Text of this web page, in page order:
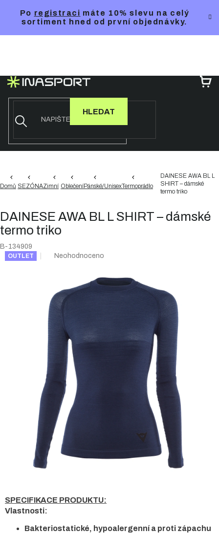
Po registraci máte 10% slevu na celý
sortiment hned od první objednávky.
HLEDAT
Domů SEZÓNAZimní OblečeníPánské/UnisexTermoprádlo
DAINESE AWA BL L
SHIRT – dámské
termo triko
DAINESE AWA BL L SHIRT – dámské
termo triko
B-134909
OUTLET
Průměrné
0,0
z
5
Neohodnoceno
SPECIFIKACE PRODUKTU:
Vlastnosti:
Bakteriostatické, hypoalergenní a proti zápachu